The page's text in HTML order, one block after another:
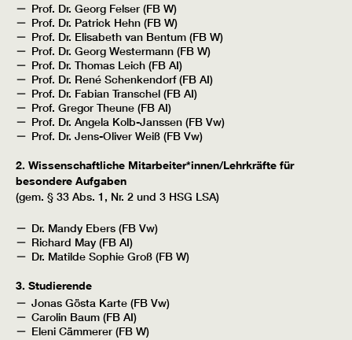
Prof. Dr. Georg Felser (FB W)
Prof. Dr. Patrick Hehn (FB W)
Prof. Dr. Elisabeth van Bentum (FB W)
Prof. Dr. Georg Westermann (FB W)
Prof. Dr. Thomas Leich (FB AI)
Prof. Dr. René Schenkendorf (FB AI)
Prof. Dr. Fabian Transchel (FB AI)
Prof. Gregor Theune (FB AI)
Prof. Dr. Angela Kolb-Janssen (FB Vw)
Prof. Dr. Jens-Oliver Weiß (FB Vw)
2. Wissenschaftliche Mitarbeiter*innen/Lehrkräfte für
besondere Aufgaben
(gem. § 33 Abs. 1, Nr. 2 und 3 HSG LSA)
Dr. Mandy Ebers (FB Vw)
Richard May (FB AI)
Dr. Matilde Sophie Groß (FB W)
3. Studierende
Jonas Gösta Karte (FB Vw)
Carolin Baum (FB AI)
Eleni Cämmerer (FB W)